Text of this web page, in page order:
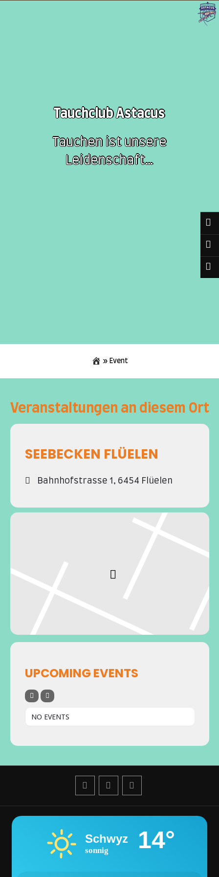
Tauchclub Astacus
Tauchen ist unsere
Leidenschaft…
» Event
contentVeranstaltungen an diesem Ort
SEEBECKEN FLÜELEN
Bahnhofstrasse 1, 6454 Flüelen
UPCOMING EVENTS
NO EVENTS
Schwyz
sonnig 14°